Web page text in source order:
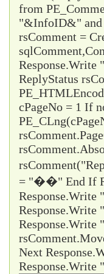
from
"&InfoID&" and
rsComment =
Response.Write
ReplyStatus
cPageNo = 1 If
= "��" End If
Response.Write
Response.Write
Response.Write
Next
Response.Write "